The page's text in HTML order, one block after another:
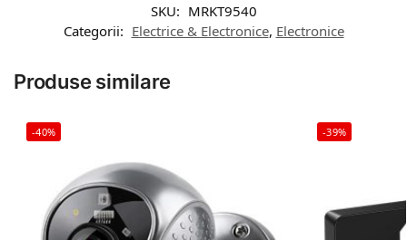
SKU: MRKT9540
Categorii: Electrice & Electronice, Electronice
Produse similare
-40% -39%